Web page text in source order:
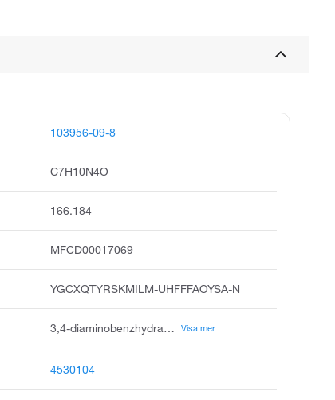
103956-09-8
C7H10N4O
166.184
MFCD00017069
YGCXQTYRSKMILM-UHFFFAOYSA-N
3,4-diaminobenzhydrazide, 4-???benzene-1,2-diamine, acmc-20anfu, 3,4-bis azanyl benzohydrazide, benzoic acid,3,4-diamino-,hydrazide, benzoic acid,3,4-diamino-, hydrazide Visa mer
4530104